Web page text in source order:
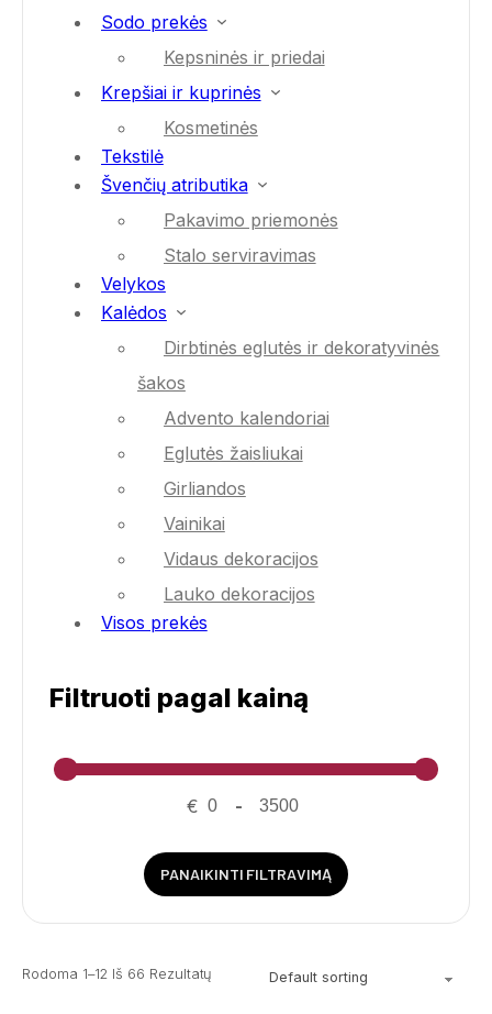
Sodo prekės
Kepsninės ir priedai
Krepšiai ir kuprinės
Kosmetinės
Tekstilė
Švenčių atributika
Pakavimo priemonės
Stalo serviravimas
Velykos
Kalėdos
Dirbtinės eglutės ir dekoratyvinės
šakos
Advento kalendoriai
Eglutės žaisliukai
Girliandos
Vainikai
Vidaus dekoracijos
Lauko dekoracijos
Visos prekės
Filtruoti pagal kainą
€ -
PANAIKINTI FILTRAVIMĄ
Rodoma 1–12 Iš 66 Rezultatų